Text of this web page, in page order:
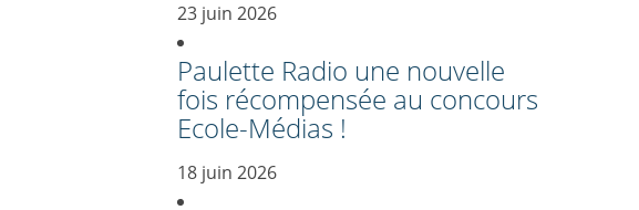
23 juin 2026
Paulette Radio une nouvelle
fois récompensée au concours
Ecole-Médias !
18 juin 2026